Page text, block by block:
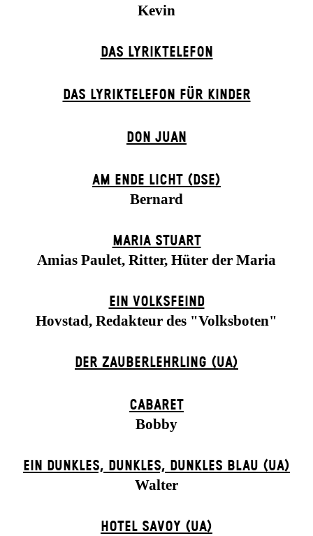
Kevin
DAS LYRIKTELEFON
DAS LYRIKTELEFON FÜR KINDER
DON JUAN
AM ENDE LICHT (DSE)
Bernard
MARIA STUART
Amias Paulet, Ritter, Hüter der Maria
EIN VOLKS­FEIND
Hovstad, Redakteur des "Volksboten"
DER ZAUBER­LEHRLING (UA)
CABARET
Bobby
EIN DUNK­LES, DUNK­LES, DUNK­LES BLAU (UA)
Walter
HOTEL SAVOY (UA)